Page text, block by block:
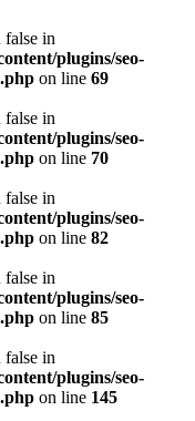
false in
plugins/seo-
on line 69
false in
plugins/seo-
on line 70
false in
plugins/seo-
on line 82
false in
plugins/seo-
on line 85
false in
plugins/seo-
on line 145